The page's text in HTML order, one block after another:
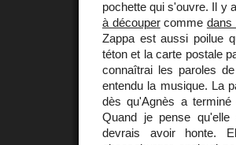
pochette qui s'ouvre. Il y
à découpercomme dans
Zappa est aussi poilue
téton et la carte postale
connaîtrai les paroles
entendu la musique. La
dès qu'Agnès a
Quand je pense
devrais avoir honte.